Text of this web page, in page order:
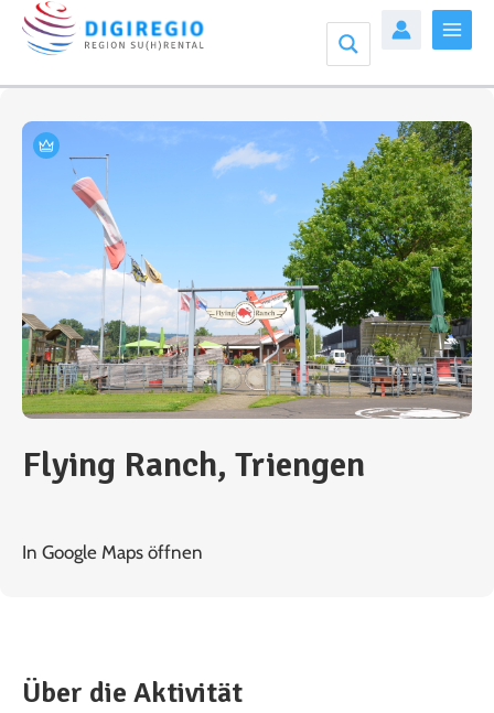
Zum
Inhalt
springen
Flying Ranch, Triengen
In Google Maps öffnen
Über die Aktivität